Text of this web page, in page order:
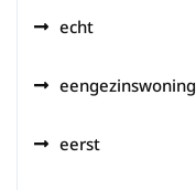
echt
eengezinswoning
eerst